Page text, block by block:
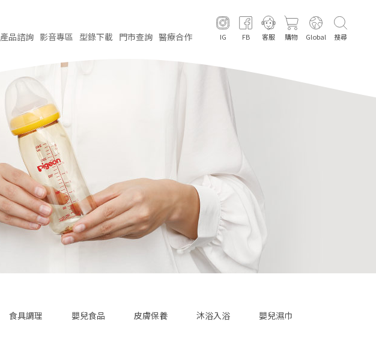
產品諮詢 影音專區 型錄下載 門市查詢 醫療合作 IG FB 客服 購物 Global 搜尋
食具調理 嬰兒食品 皮膚保養 沐浴入浴 嬰兒濕巾